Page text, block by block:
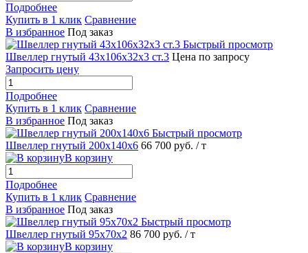
Подробнее
Купить в 1 клик Сравнение
В избранное Под заказ
Быстрый просмотр
Швеллер гнутый 43х106х32х3 ст.3 Цена по запросу
Запросить цену
Подробнее
Купить в 1 клик Сравнение
В избранное Под заказ
Быстрый просмотр
Швеллер гнутый 200х140х6 66 700 руб. / т
В корзину
Подробнее
Купить в 1 клик Сравнение
В избранное Под заказ
Быстрый просмотр
Швеллер гнутый 95х70х2 86 700 руб. / т
В корзину